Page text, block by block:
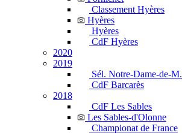
Classement Hyères
Hyères
Hyères
CdF Hyères
2020
2019
Sél. Notre-Dame-de-M.
CdF Barcarès
2018
CdF Les Sables
Les Sables-d'Olonne
Championat de France